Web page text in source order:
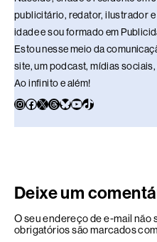
publicitário, redator, ilustrador e
idade e sou formado em
Estou nesse meio da
site, um podcast, mídias
Ao infinito e além!
Deixe um
O seu endereço de e-mail não
obrigatórios são marcados com